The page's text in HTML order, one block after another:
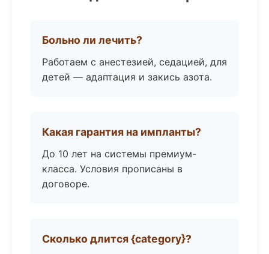
Больно ли лечить?
Работаем с анестезией, седацией, для
детей — адаптация и закись азота.
Какая гарантия на импланты?
До 10 лет на системы премиум-
класса. Условия прописаны в
договоре.
Сколько длится {category}?